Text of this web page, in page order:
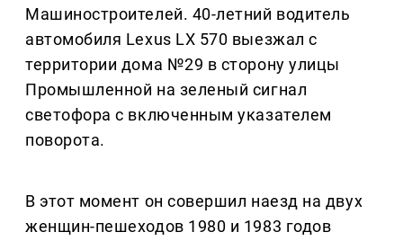
Машиностроителей. 40-летний водитель
автомобиля Lexus LX 570 выезжал с
территории дома №29 в сторону улицы
Промышленной на зеленый сигнал
светофора с включенным указателем
поворота.
В этот момент он совершил наезд на двух
женщин-пешеходов 1980 и 1983 годов